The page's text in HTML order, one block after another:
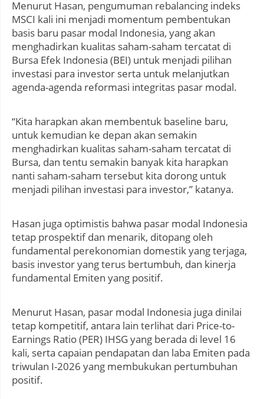
Menurut Hasan, pengumuman rebalancing indeks
MSCI kali ini menjadi momentum pembentukan
basis baru pasar modal Indonesia, yang akan
menghadirkan kualitas saham-saham tercatat di
Bursa Efek Indonesia (BEI) untuk menjadi pilihan
investasi para investor serta untuk melanjutkan
agenda-agenda reformasi integritas pasar modal.
“Kita harapkan akan membentuk baseline baru,
untuk kemudian ke depan akan semakin
menghadirkan kualitas saham-saham tercatat di
Bursa, dan tentu semakin banyak kita harapkan
nanti saham-saham tersebut kita dorong untuk
menjadi pilihan investasi para investor,” katanya.
Hasan juga optimistis bahwa pasar modal Indonesia
tetap prospektif dan menarik, ditopang oleh
fundamental perekonomian domestik yang terjaga,
basis investor yang terus bertumbuh, dan kinerja
fundamental Emiten yang positif.
Menurut Hasan, pasar modal Indonesia juga dinilai
tetap kompetitif, antara lain terlihat dari Price-to-
Earnings Ratio (PER) IHSG yang berada di level 16
kali, serta capaian pendapatan dan laba Emiten pada
triwulan I-2026 yang membukukan pertumbuhan
positif.